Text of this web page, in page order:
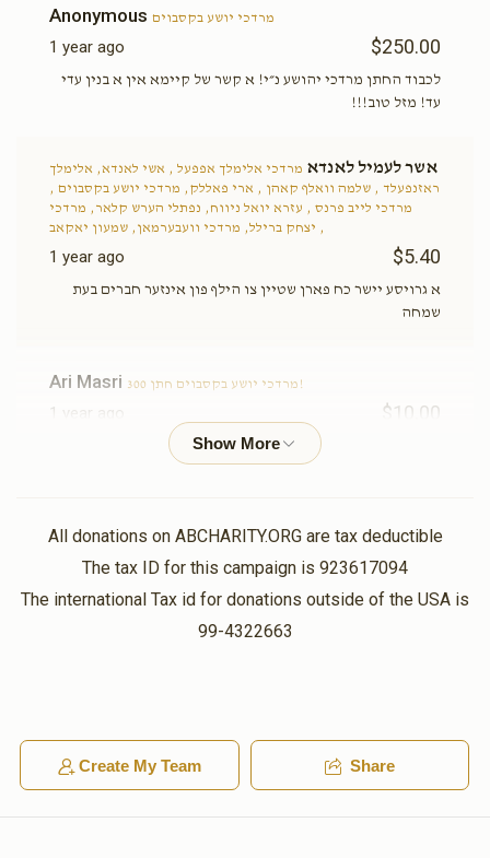
Anonymous מרדכי יושע בקסבוים
1 year ago $250.00
לכבוד החתן מרדכי יהושע נ״י! א קשר של קיימא אין א בנין עדי
עד! מזל טוב!!!
אשר לעמיל לאנדא מרדכי אלימלך אפפעל , אשי לאנדא, אלימלך
ראזנפעלד , שלמה וואלף קאהן , ארי פאללק, מרדכי יושע בקסבוים ,
מרדכי לייב פרנס , עזרא יואל ניווח, נפתלי הערש קלאר, מרדכי
יצחק ברילל, מרדכי וועבערמאן, שמעון יאקאב ,
1 year ago $5.40
א גרויסע יישר כח פארן שטיין צו הילף פון אינזער חברים בעת
שמחה
Ari Masri מרדכי יושע בקסבוים חתן 300!
1 year ago $10.00
All donations on ABCHARITY.ORG are tax deductible
The tax ID for this campaign is 923617094
The international Tax id for donations outside of the USA is
99-4322663
Create My Team Share